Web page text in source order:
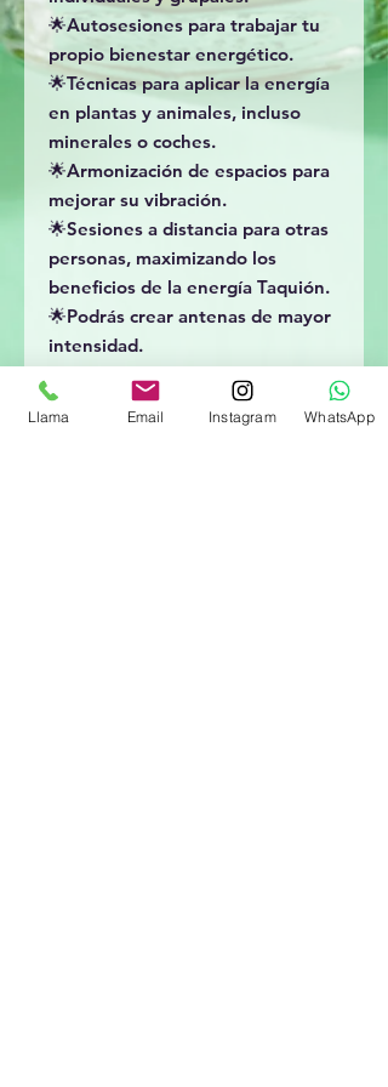
🌟Autosesiones para trabajar tu
propio bienestar energético.
🌟Técnicas para aplicar la energía
en plantas y animales, incluso
minerales o coches.
🌟Armonización de espacios para
mejorar su vibración.
🌟Sesiones a distancia para otras
personas, maximizando los
beneficios de la energía Taquión.
🌟Podrás crear antenas de mayor
intensidad.
El taller incluye:
✅Manual completo con toda la
Llama Email Instagram WhatsApp